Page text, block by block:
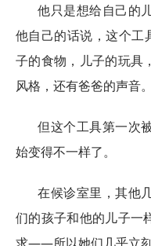
他只是想给自己的
他自己的话说，这个工
子的食物，儿子的玩具
风格，还有爸爸的声音。
但这个工具第一次
始变得不一样了。
在候诊室里，其他
们的孩子和他的儿子一